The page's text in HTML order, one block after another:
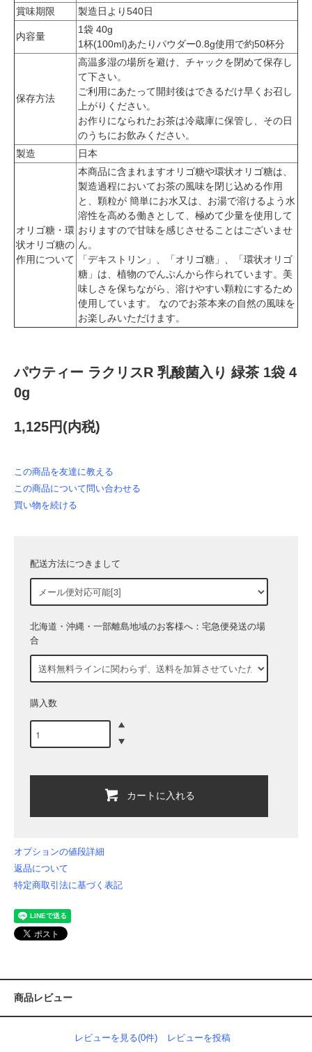
賞味期限 製造日より540日
内容量
1袋 40g
1杯(100ml)あたりパウダー0.8g使用で約50杯分
保存方法
高温多湿の場所を避け、チャックを閉めて保存し
て下さい。
ご利用にあたって開封後はできるだけ早くお召し
上がりください。
お作りになられたお茶は冷蔵庫に保管し、その日
のうちにお飲みください。
製造
日本
オリゴ糖・環
状オリゴ糖の
作用について
本商品に含まれますオリゴ糖や環状オリゴ糖は、
製造過程においてお茶の風味を閉じ込める作用
と、顆粒が 簡単にお水又は、お湯で溶けるよう水
溶性を高める働きとして、極めて少量を使用して
おりますので甘味を感じさせることはございませ
ん。
「デキストリン」、「オリゴ糖」、「環状オリゴ
糖」は、植物のでんぷんから作られています。美
味しさを保ちながら、溶けやすい顆粒にするため
使用しています。 なのでお茶本来の自然の風味を
お楽しみいただけます。
パウティー ラクリスR 乳酸菌入り 緑茶 1袋 4
0g
1,125円(内税)
この商品を友達に教える
この商品について問い合わせる
買い物を続ける
配送方法につきまして
北海道・沖縄・一部離島地域のお客様へ：宅急便発送の場
合
購入数
カートに入れる
オプションの値段詳細
返品について
特定商取引法に基づく表記
商品レビュー
レビューを見る(0件) レビューを投稿